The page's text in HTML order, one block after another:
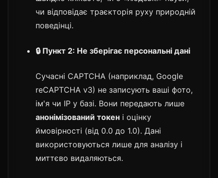
чи відповідає траєкторія руху природній
поведінці.
🔒 Пункт 2: Не зберігає персональні дані
Сучасні CAPTCHA (наприклад, Google
reCAPTCHA v3) не записують ваші фото,
ім'я чи IP у базі. Вони передають лише
анонімізований токен і оцінку
ймовірності (від 0.0 до 1.0). Дані
використовуються лише для аналізу і
миттєво видаляються.